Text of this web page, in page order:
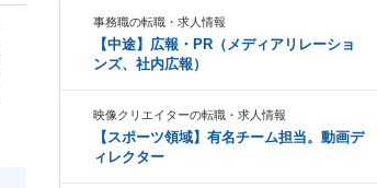
事務職の転職・求人情報
【中途】広報・PR（メディアリレーショ
ンズ、社内広報）
映像クリエイターの転職・求人情報
【スポーツ領域】有名チーム担当。動画デ
ィレクター